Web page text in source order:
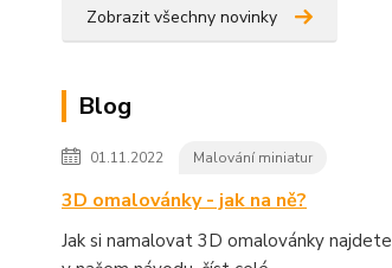
Zobrazit všechny novinky
Blog
01.11.2022 Malování miniatur
3D omalovánky - jak na ně?
Jak si namalovat 3D omalovánky najdete